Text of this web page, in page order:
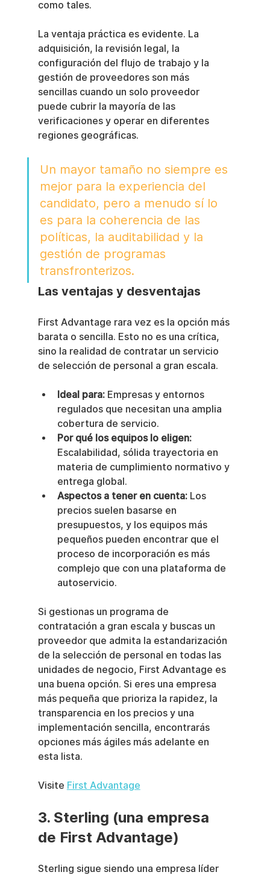
como tales.
La ventaja práctica es evidente. La
adquisición, la revisión legal, la
configuración del flujo de trabajo y la
gestión de proveedores son más
sencillas cuando un solo proveedor
puede cubrir la mayoría de las
verificaciones y operar en diferentes
regiones geográficas.
Un mayor tamaño no siempre es
mejor para la experiencia del
candidato, pero a menudo sí lo
es para la coherencia de las
políticas, la auditabilidad y la
gestión de programas
transfronterizos.
Las ventajas y desventajas
First Advantage rara vez es la opción más
barata o sencilla. Esto no es una crítica,
sino la realidad de contratar un servicio
de selección de personal a gran escala.
Ideal para: Empresas y entornos
regulados que necesitan una amplia
cobertura de servicio.
Por qué los equipos lo eligen:
Escalabilidad, sólida trayectoria en
materia de cumplimiento normativo y
entrega global.
Aspectos a tener en cuenta: Los
precios suelen basarse en
presupuestos, y los equipos más
pequeños pueden encontrar que el
proceso de incorporación es más
complejo que con una plataforma de
autoservicio.
Si gestionas un programa de
contratación a gran escala y buscas un
proveedor que admita la estandarización
de la selección de personal en todas las
unidades de negocio, First Advantage es
una buena opción. Si eres una empresa
más pequeña que prioriza la rapidez, la
transparencia en los precios y una
implementación sencilla, encontrarás
opciones más ágiles más adelante en
esta lista.
Visite First Advantage
3. Sterling (una empresa
de First Advantage)
Sterling sigue siendo una empresa líder